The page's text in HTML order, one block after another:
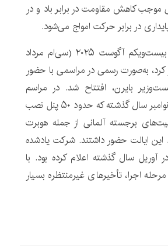
موجب کاهش مقاومت در برابر باد و در
در برابر حرکت امواج می‌شود.
این سیستم که در بیست‌ویکم آگوست ۲۰۲۵ (سی‌ام مرداد
کرد، به‌صورت رسمی در مراسمی با حضور
بایرن، افتتاح شد. در مراسم
کلنگ‌زنی پروژه در نوامبر سال گذشته که حدود ۵۰ پنل نصب
برجسته آلمانی از جمله هوبرت
این ایالت حضور داشتند. شرکت یادشده
در آوریل سال گذشته اعلام کرده بود. با
اجرا، تأخیرهای غیرمنتظره بسیار